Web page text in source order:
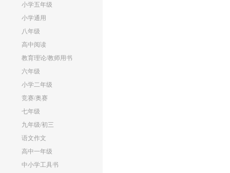
小学五年级
小学通用
八年级
高中阅读
教育理论/教师用书
六年级
小学二年级
竞赛/奥赛
七年级
九年级/初三
语文作文
高中一年级
中小学工具书